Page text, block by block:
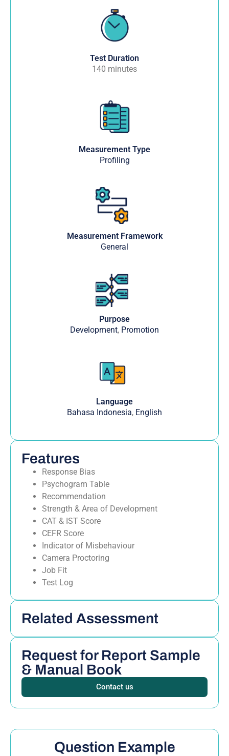
Test Duration
140 minutes
Measurement Type
Profiling
Measurement Framework
General
Purpose
Development, Promotion
Language
Bahasa Indonesia, English
Features
Response Bias
Psychogram Table
Recommendation
Strength & Area of Development
CAT & IST Score
CEFR Score
Indicator of Misbehaviour
Camera Proctoring
Job Fit
Test Log
Related Assessment
Request for Report Sample
& Manual Book
Contact us
Question Example